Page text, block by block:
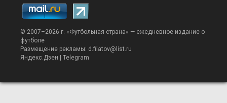
© 2007–2026 г. «Футбольная страна» — ежедневное издание о
футболе
Размещение рекламы: d.filatov@list.ru
Яндекс.Дзен
Telegram